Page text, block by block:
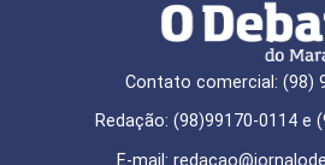
Contato comercial: (98)
Redação: (98)99170-0114 e
E-mail: